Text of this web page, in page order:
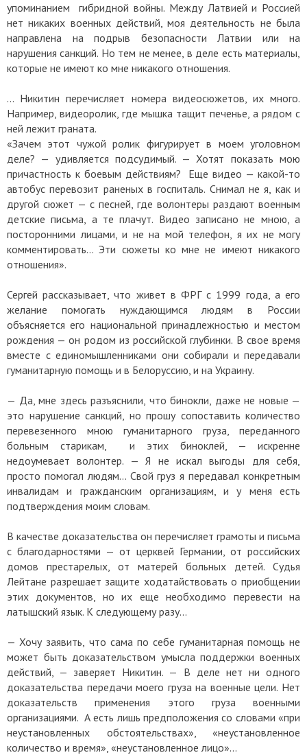
упоминанием гибридной войны. Между Латвией и Россией
нет никаких военных действий, моя деятельность не была
направлена на подрыв безопасности Латвии или на
нарушения санкций. Но тем не менее, в деле есть материалы,
которые не имеют ко мне никакого отношения.
… Никитин перечисляет номера видеосюжетов, их много.
Например, видеоролик, где мышка тащит печенье, а рядом с
ней лежит граната.
«Зачем этот чужой ролик фигурирует в моем уголовном
деле? — удивляется подсудимый. — Хотят показать мою
причастность к боевым действиям? Еще видео — какой-то
автобус перевозит раненых в госпиталь. Снимал не я, как и
другой сюжет — с песней, где волонтеры раздают военным
детские письма, а те плачут. Видео записано не мною, а
посторонними лицами, и не на мой телефон, я их не могу
комментировать… Эти сюжеты ко мне не имеют никакого
отношения».
Сергей рассказывает, что живет в ФРГ с 1999 года, а его
желание помогать нуждающимся людям в России
объясняется его национальной принадлежностью и местом
рождения — он родом из российской глубинки. В свое время
вместе с единомышленниками они собирали и передавали
гуманитарную помощь и в Белоруссию, и на Украину.
— Да, мне здесь разъяснили, что бинокли, даже не новые —
это нарушение санкций, но прошу сопоставить количество
перевезенного мною гуманитарного груза, переданного
больным старикам, и этих биноклей, — искренне
недоумевает волонтер. — Я не искал выгоды для себя,
просто помогал людям… Свой груз я передавал конкретным
инвалидам и гражданским организациям, и у меня есть
подтверждения моим словам.
В качестве доказательства он перечисляет грамоты и письма
с благодарностями — от церквей Германии, от российских
домов престарелых, от матерей больных детей. Судья
Лейтане разрешает защите ходатайствовать о приобщении
этих документов, но их еще необходимо перевести на
латышский язык. К следующему разу…
— Хочу заявить, что сама по себе гуманитарная помощь не
может быть доказательством умысла поддержки военных
действий, — заверяет Никитин. — В деле нет ни одного
доказательства передачи моего груза на военные цели. Нет
доказательств применения этого груза военными
организациями. А есть лишь предположения со словами «при
неустановленных обстоятельствах», «неустановленное
количество и время», «неустановленное лицо»…